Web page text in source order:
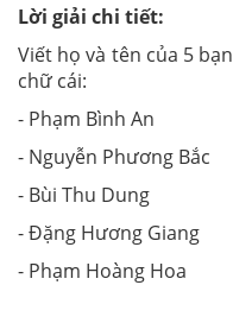
Lời giải chi tiết:
Viết họ và tên của 5
chữ cái:
- Phạm Bình An
- Nguyễn Phương Bắc
- Bùi Thu Dung
- Đặng Hương Giang
- Phạm Hoàng Hoa